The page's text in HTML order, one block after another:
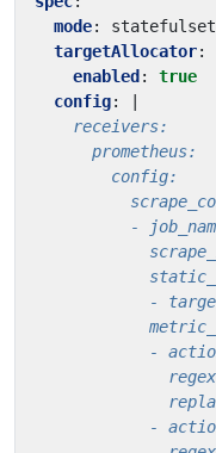
mode:
statefulset
targetAllocator:
enabled :
true
config: